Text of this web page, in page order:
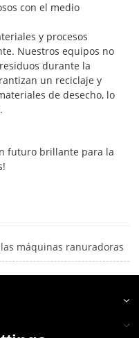
con el medio
y procesos
Nuestros equipos no
durante la
un reciclaje y
de desecho, lo
futuro brillante para la
máquinas ranuradoras